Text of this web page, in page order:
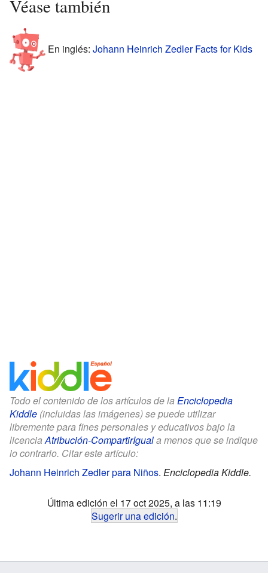
Véase también
En inglés: Johann Heinrich Zedler Facts for Kids
Todo el contenido de los artículos de la Enciclopedia
Kiddle (incluidas las imágenes) se puede utilizar
libremente para fines personales y educativos bajo la
licenciaAtribución-CompartirIguala menos que se indique
lo contrario. Citar este artículo:
Johann Heinrich Zedler para Niños. Enciclopedia Kiddle.
Última edición el 17 oct 2025, a las 11:19
Sugerir una edición.